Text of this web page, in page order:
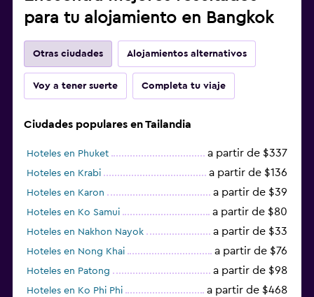
para tu alojamiento en Bangkok
Otras ciudades Alojamientos alternativos
Voy a tener suerte Completa tu viaje
Ciudades populares en Tailandia
Hoteles en Phuket a partir de $337
Hoteles en Krabi a partir de $136
Hoteles en Karon a partir de $39
Hoteles en Ko Samui a partir de $80
Hoteles en Nakhon Nayok a partir de $33
Hoteles en Nong Khai a partir de $76
Hoteles en Patong a partir de $98
Hoteles en Ko Phi Phi a partir de $468